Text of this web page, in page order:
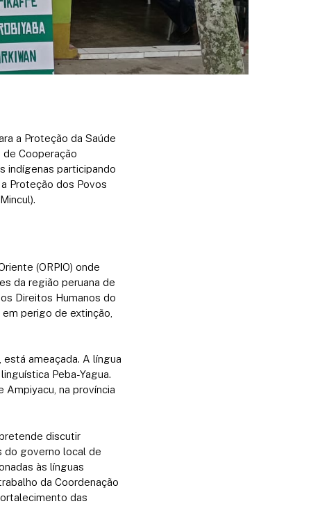
a Proteção da Saúde
Cooperação
indígenas participando
Proteção dos Povos
(ORPIO) onde
da região peruana de
Direitos Humanos do
perigo de extinção,
ameaçada. A língua
Peba-Yagua.
Ampiyacu, na província
discutir
do governo local de
às línguas
da Coordenação
das